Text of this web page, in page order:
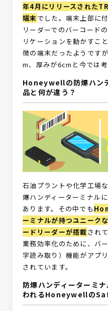
年4月にリリースされた
端末 でした。端末上部に
リーダーでのバーコード
リケーションを動かすこ
徴の端末だったようです
m、厚みが6cmと今では
Honeywellの防爆ハン
品と何が違う？
石油プラントや化学工場
爆ハンディーターミナル
あります。その中でも
ーミナルが持つユニーク
ードリーダーが搭載され
業務効率化のために、バ
字読み取り）機能がアプ
されています。
防爆ハンディーターミ
われるHoneywellの